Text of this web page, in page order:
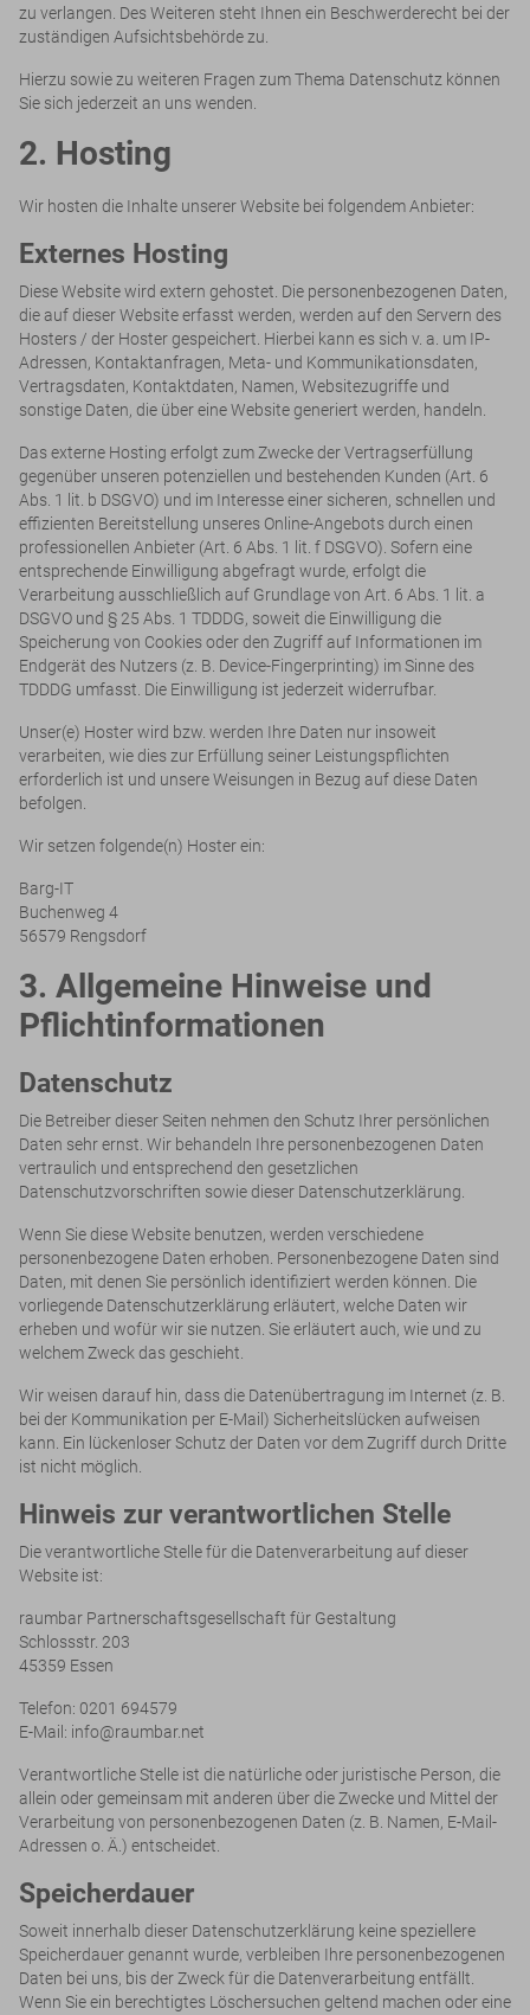
zu verlangen. Des Weiteren steht Ihnen ein Beschwerderecht bei der
zuständigen Aufsichtsbehörde zu.
Hierzu sowie zu weiteren Fragen zum Thema Datenschutz können
Sie sich jederzeit an uns wenden.
2. Hosting
Wir hosten die Inhalte unserer Website bei folgendem Anbieter:
Externes Hosting
Diese Website wird extern gehostet. Die personenbezogenen Daten,
die auf dieser Website erfasst werden, werden auf den Servern des
Hosters / der Hoster gespeichert. Hierbei kann es sich v. a. um IP-
Adressen, Kontaktanfragen, Meta- und Kommunikationsdaten,
Vertragsdaten, Kontaktdaten, Namen, Websitezugriffe und
sonstige Daten, die über eine Website generiert werden, handeln.
Das externe Hosting erfolgt zum Zwecke der Vertragserfüllung
gegenüber unseren potenziellen und bestehenden Kunden (Art. 6
Abs. 1 lit. b DSGVO) und im Interesse einer sicheren, schnellen und
effizienten Bereitstellung unseres Online-Angebots durch einen
professionellen Anbieter (Art. 6 Abs. 1 lit. f DSGVO). Sofern eine
entsprechende Einwilligung abgefragt wurde, erfolgt die
Verarbeitung ausschließlich auf Grundlage von Art. 6 Abs. 1 lit. a
DSGVO und § 25 Abs. 1 TDDDG, soweit die Einwilligung die
Speicherung von Cookies oder den Zugriff auf Informationen im
Endgerät des Nutzers (z. B. Device-Fingerprinting) im Sinne des
TDDDG umfasst. Die Einwilligung ist jederzeit widerrufbar.
Unser(e) Hoster wird bzw. werden Ihre Daten nur insoweit
verarbeiten, wie dies zur Erfüllung seiner Leistungspflichten
erforderlich ist und unsere Weisungen in Bezug auf diese Daten
befolgen.
Wir setzen folgende(n) Hoster ein:
Barg-IT
Buchenweg 4
56579 Rengsdorf
3. Allgemeine Hinweise und
Pflicht­informationen
Datenschutz
Die Betreiber dieser Seiten nehmen den Schutz Ihrer persönlichen
Daten sehr ernst. Wir behandeln Ihre personenbezogenen Daten
vertraulich und entsprechend den gesetzlichen
Datenschutzvorschriften sowie dieser Datenschutzerklärung.
Wenn Sie diese Website benutzen, werden verschiedene
personenbezogene Daten erhoben. Personenbezogene Daten sind
Daten, mit denen Sie persönlich identifiziert werden können. Die
vorliegende Datenschutzerklärung erläutert, welche Daten wir
erheben und wofür wir sie nutzen. Sie erläutert auch, wie und zu
welchem Zweck das geschieht.
Wir weisen darauf hin, dass die Datenübertragung im Internet (z. B.
bei der Kommunikation per E-Mail) Sicherheitslücken aufweisen
kann. Ein lückenloser Schutz der Daten vor dem Zugriff durch Dritte
ist nicht möglich.
Hinweis zur verantwortlichen Stelle
Die verantwortliche Stelle für die Datenverarbeitung auf dieser
Website ist:
raumbar Partnerschaftsgesellschaft für Gestaltung
Schlossstr. 203
45359 Essen
Telefon: 0201 694579
E-Mail: info@raumbar.net
Verantwortliche Stelle ist die natürliche oder juristische Person, die
allein oder gemeinsam mit anderen über die Zwecke und Mittel der
Verarbeitung von personenbezogenen Daten (z. B. Namen, E-Mail-
Adressen o. Ä.) entscheidet.
Speicherdauer
Soweit innerhalb dieser Datenschutzerklärung keine speziellere
Speicherdauer genannt wurde, verbleiben Ihre personenbezogenen
Daten bei uns, bis der Zweck für die Datenverarbeitung entfällt.
Wenn Sie ein berechtigtes Löschersuchen geltend machen oder eine